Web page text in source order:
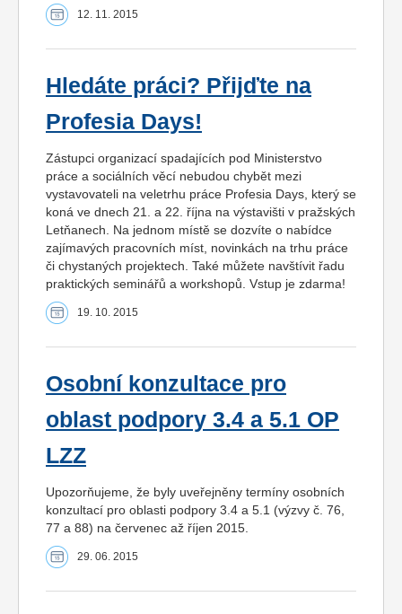
12. 11. 2015
Hledáte práci? Přijďte na
Profesia Days!
Zástupci organizací spadajících pod Ministerstvo
práce a sociálních věcí nebudou chybět mezi
vystavovateli na veletrhu práce Profesia Days, který se
koná ve dnech 21. a 22. října na výstavišti v pražských
Letňanech. Na jednom místě se dozvíte o nabídce
zajímavých pracovních míst, novinkách na trhu práce
či chystaných projektech. Také můžete navštívit řadu
praktických seminářů a workshopů. Vstup je zdarma!
19. 10. 2015
Osobní konzultace pro
oblast podpory 3.4 a 5.1 OP
LZZ
Upozorňujeme, že byly uveřejněny termíny osobních
konzultací pro oblasti podpory 3.4 a 5.1 (výzvy č. 76,
77 a 88) na červenec až říjen 2015.
29. 06. 2015